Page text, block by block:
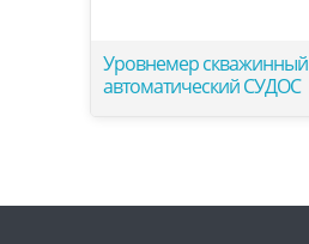
Уровнемер скважинный
автоматический СУДОС